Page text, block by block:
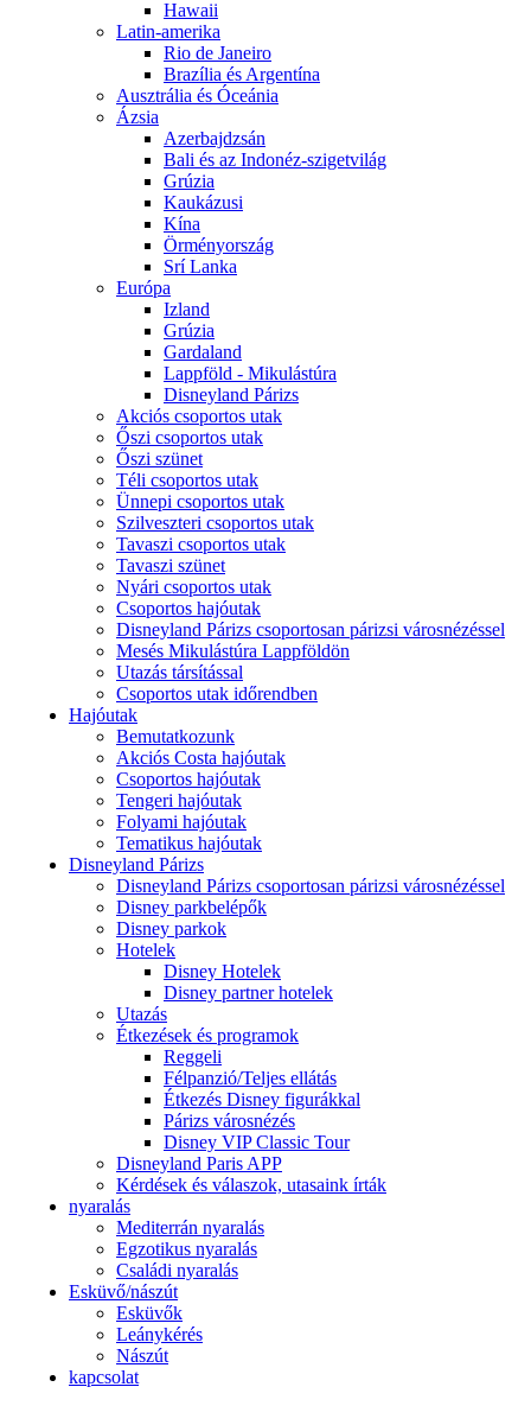
Hawaii
Latin-amerika
Rio de Janeiro
Brazília és Argentína
Ausztrália és Óceánia
Ázsia
Azerbajdzsán
Bali és az Indonéz-szigetvilág
Grúzia
Kaukázusi
Kína
Örményország
Srí Lanka
Európa
Izland
Grúzia
Gardaland
Lappföld - Mikulástúra
Disneyland Párizs
Akciós csoportos utak
Őszi csoportos utak
Őszi szünet
Téli csoportos utak
Ünnepi csoportos utak
Szilveszteri csoportos utak
Tavaszi csoportos utak
Tavaszi szünet
Nyári csoportos utak
Csoportos hajóutak
Disneyland Párizs csoportosan párizsi városnézéssel
Mesés Mikulástúra Lappföldön
Utazás társítással
Csoportos utak időrendben
Hajóutak
Bemutatkozunk
Akciós Costa hajóutak
Csoportos hajóutak
Tengeri hajóutak
Folyami hajóutak
Tematikus hajóutak
Disneyland Párizs
Disneyland Párizs csoportosan párizsi városnézéssel
Disney parkbelépők
Disney parkok
Hotelek
Disney Hotelek
Disney partner hotelek
Utazás
Étkezések és programok
Reggeli
Félpanzió/Teljes ellátás
Étkezés Disney figurákkal
Párizs városnézés
Disney VIP Classic Tour
Disneyland Paris APP
Kérdések és válaszok, utasaink írták
nyaralás
Mediterrán nyaralás
Egzotikus nyaralás
Családi nyaralás
Esküvő/nászút
Esküvők
Leánykérés
Nászút
kapcsolat